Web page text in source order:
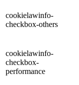
cookielawinfo-
checkbox-others
cookielawinfo-
checkbox-
performance